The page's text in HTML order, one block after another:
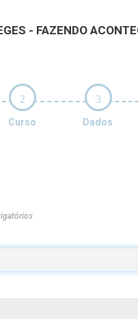
- FAZENDO
2
Curso
3
Dados